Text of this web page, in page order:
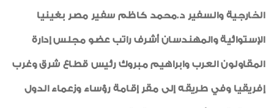
الخارجية والسفير د.محمد كاظم سفير مصر بغينيا
الإستوائية والمهندسان أشرف راتب عضو مجلس إدارة
المقاولون العرب وابراهيم مبروك رئيس قطاع شرق وغرب
إفريقيا وفي طريقه إلى مقر إقامة رؤساء وزعماء الدول